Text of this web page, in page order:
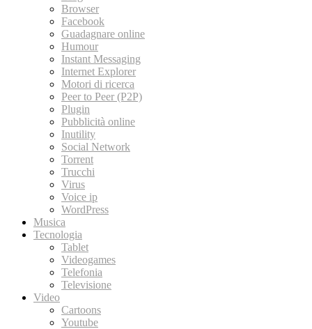
Browser
Facebook
Guadagnare online
Humour
Instant Messaging
Internet Explorer
Motori di ricerca
Peer to Peer (P2P)
Plugin
Pubblicità online
Inutility
Social Network
Torrent
Trucchi
Virus
Voice ip
WordPress
Musica
Tecnologia
Tablet
Videogames
Telefonia
Televisione
Video
Cartoons
Youtube